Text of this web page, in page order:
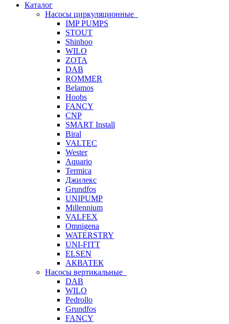
Каталог
Насосы циркуляционные
IMP PUMPS
STOUT
Shinhoo
WILO
ZOTA
DAB
ROMMER
Belamos
Hoobs
FANCY
CNP
SMART Install
Biral
VALTEC
Wester
Aquario
Termica
Джилекс
Grundfos
UNIPUMP
Millennium
VALFEX
Omnigena
WATERSTRY
UNI-FITT
ELSEN
АКВАТЕК
Насосы вертикальные
DAB
WILO
Pedrollo
Grundfos
FANCY